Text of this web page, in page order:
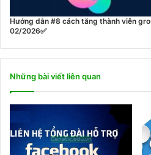
Hướng dẫn #8 cách tăng thành viên
02/2026✅
Những bài viết liên quan